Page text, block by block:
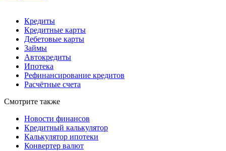
Кредиты
Кредитные карты
Дебетовые карты
Займы
Автокредиты
Ипотека
Рефинансирование кредитов
Расчётные счета
Смотрите также
Новости финансов
Кредитный калькулятор
Калькулятор ипотеки
Конвертер валют